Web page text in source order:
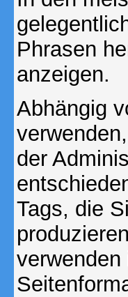
Phrasen
anzeigen.
Abhängig
der
Tags, die